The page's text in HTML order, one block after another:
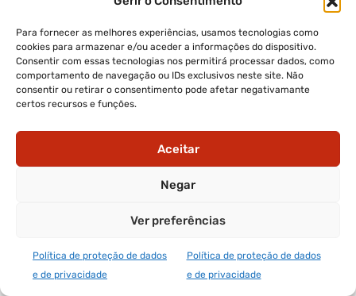
Para fornecer as melhores experiências, usamos tecnologias como
cookies para armazenar e/ou aceder a informações do dispositivo.
Consentir com essas tecnologias nos permitirá processar dados, como
comportamento de navegação ou IDs exclusivos neste site. Não
consentir ou retirar o consentimento pode afetar negativamante
certos recursos e funções.
Aceitar
Negar
Ver preferências
Política de proteção de dados
e de privacidade
Política de proteção de dados
e de privacidade
01:58:25
Bola Ao Centro – Marco Magalhães